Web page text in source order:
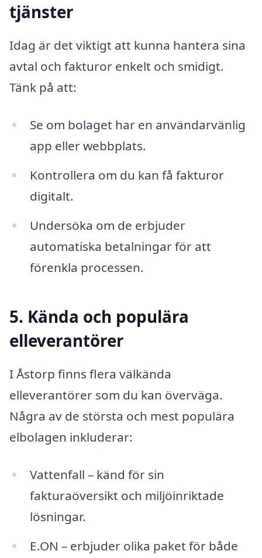
tjänster
Idag är det viktigt att kunna hantera sina
avtal och fakturor enkelt och smidigt.
Tänk på att:
Se om bolaget har en användarvänlig
app eller webbplats.
Kontrollera om du kan få fakturor
digitalt.
Undersöka om de erbjuder
automatiska betalningar för att
förenkla processen.
5. Kända och populära
elleverantörer
I Åstorp finns flera välkända
elleverantörer som du kan överväga.
Några av de största och mest populära
elbolagen inkluderar:
Vattenfall – känd för sin
fakturaöversikt och miljöinriktade
lösningar.
E.ON – erbjuder olika paket för både